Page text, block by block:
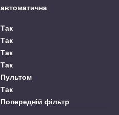
автоматична
Так
Так
Так
Так
Пультом
Так
Попередній фільтр